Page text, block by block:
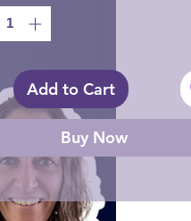
Add to Cart
Buy Now